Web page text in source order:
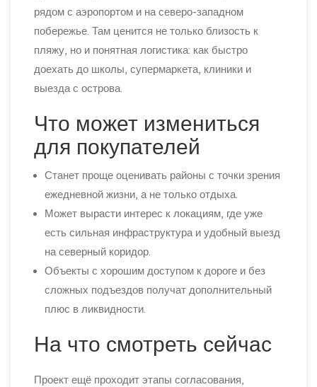
рядом с аэропортом и на северо-западном
побережье. Там ценится не только близость к
пляжу, но и понятная логистика: как быстро
доехать до школы, супермаркета, клиники и
выезда с острова.
Что может измениться
для покупателей
Станет проще оценивать районы с точки зрения
ежедневной жизни, а не только отдыха.
Может вырасти интерес к локациям, где уже
есть сильная инфраструктура и удобный выезд
на северный коридор.
Объекты с хорошим доступом к дороге и без
сложных подъездов получат дополнительный
плюс в ликвидности.
На что смотреть сейчас
Проект ещё проходит этапы согласования,